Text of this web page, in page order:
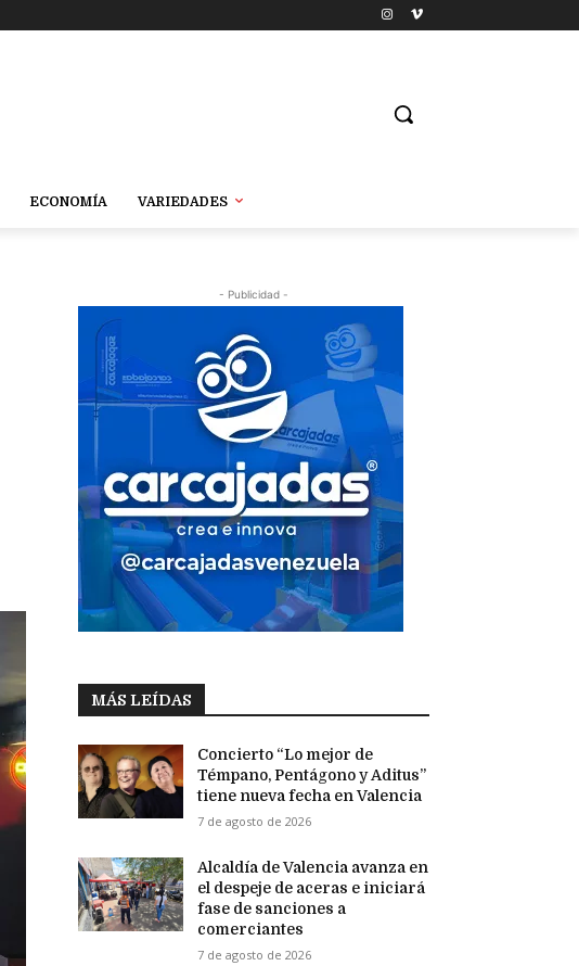
ECONOMÍA VARIEDADES
- Publicidad -
MÁS LEÍDAS
Concierto “Lo mejor de
Témpano, Pentágono y Aditus”
tiene nueva fecha en Valencia
7 de agosto de 2026
Alcaldía de Valencia avanza en
el despeje de aceras e iniciará
fase de sanciones a
comerciantes
7 de agosto de 2026